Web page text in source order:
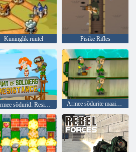
Kuninglik rüütel Pisike Rifles
Armee sõdurid: Resistance Armee sõdurite maailmasõda